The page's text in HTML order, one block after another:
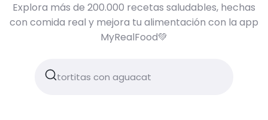
Explora más de 200.000 recetas saludables, hechas
con comida real y mejora tu alimentación con la app
MyRealFood💚